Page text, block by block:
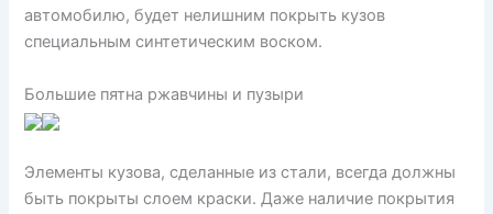
автомобилю, будет нелишним покрыть кузов
специальным синтетическим воском.
Большие пятна ржавчины и пузыри
Элементы кузова, сделанные из стали, всегда должны
быть покрыты слоем краски. Даже наличие покрытия